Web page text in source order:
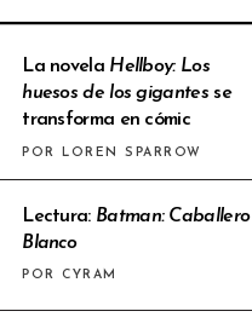
La novela Hellboy: Los
huesos de los gigantesse
transforma en cómic
POR LOREN SPARROW
Lectura: Batman: Caballero
Blanco
POR CYRAM